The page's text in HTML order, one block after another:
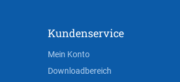
Kundenservice
Mein Konto
Downloadbereich